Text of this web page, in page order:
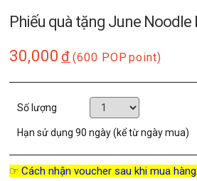
Phiếu quà tặng June Noodle
30,000 đ (600 POP point)
Số lượng
Hạn sử dụng90 ngày (kể từ ngày mua)
☞ Cách nhận voucher sau khi mua hàng.